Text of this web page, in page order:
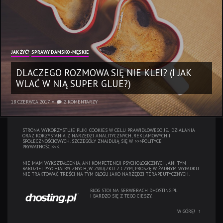
JAK ŻYĆ? SPRAWY DAMSKO-MĘSKIE
DLACZEGO ROZMOWA SIĘ NIE KLEI? (I JAK
WLAĆ W NIĄ SUPER GLUE?)
18 CZERWCA 2017 2 KOMENTARZY
STRONA WYKORZYSTUJE PLIKI COOKIES W CELU PRAWIDŁOWEGO JEJ DZIAŁANIA
ORAZ KORZYSTANIA Z NARZĘDZI ANALITYCZNYCH, REKLAMOWYCH I
SPOŁECZNOŚCIOWYCH. SZCZEGÓŁY ZNAJDUJĄ SIĘ W >>>POLITYCE
PRYWATNOŚCI<<<.
NIE MAM WYKSZTAŁCENIA, ANI KOMPETENCJI PSYCHOLOGICZNYCH, ANI TYM
BARDZIEJ PSYCHIATRYCZNYCH, W ZWIĄZKU Z CZYM, PROSZĘ W ŻADNYM WYPADKU
NIE TRAKTOWAĆ TREŚCI NA TYM BLOGU JAKO NARZĘDZI TERAPEUTYCZNYCH.
BLOG STOI NA SERWERACH DHOSTING.PL
I BARDZO SIĘ Z TEGO CIESZY.
W GÓRĘ!